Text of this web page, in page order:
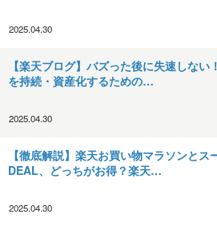
2025.04.30
【楽天ブログ】バズった後に失速しない
を持続・資産化するための…
2025.04.30
【徹底解説】楽天お買い物マラソンとス
DEAL、どっちがお得？楽天…
2025.04.30